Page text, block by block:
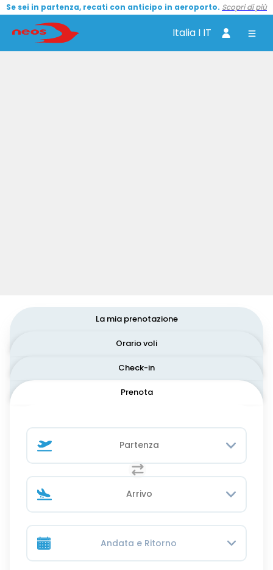
Se sei in partenza, recati con anticipo in aeroporto. Scopri di più
Italia I IT
Prenota
Check-in
Orario voli
La mia prenotazione
Andata e Ritorno